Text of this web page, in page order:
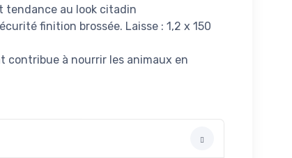
tendance au look citadin
finition brossée. Laisse : 1,2 x 150
contribue à nourrir les animaux en